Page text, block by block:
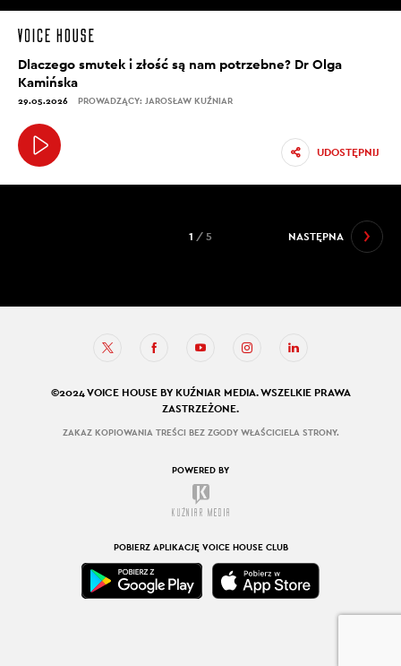
Dlaczego smutek i złość są nam potrzebne? Dr Olga
Kamińska
29.05.2026 PROWADZĄCY: JAROSŁAW KUŹNIAR
UDOSTĘPNIJ
NASTĘPNA
1 / 5
©2024 VOICE HOUSE BY KUŹNIAR MEDIA. WSZELKIE PRAWA
ZASTRZEŻONE.
ZAKAZ KOPIOWANIA TREŚCI BEZ ZGODY WŁAŚCICIELA STRONY.
POWERED BY
POBIERZ APLIKACJĘ VOICE HOUSE CLUB